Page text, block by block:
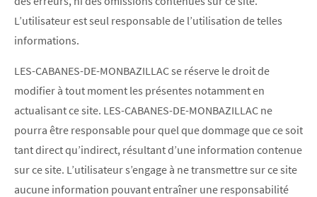
L’utilisateur est seul responsable de l’utilisation de telles
informations.
LES-CABANES-DE-MONBAZILLAC se réserve le droit de
modifier à tout moment les présentes notamment en
actualisant ce site. LES-CABANES-DE-MONBAZILLAC ne
pourra être responsable pour quel que dommage que ce soit
tant direct qu’indirect, résultant d’une information contenue
sur ce site. L’utilisateur s’engage à ne transmettre sur ce site
aucune information pouvant entraîner une responsabilité